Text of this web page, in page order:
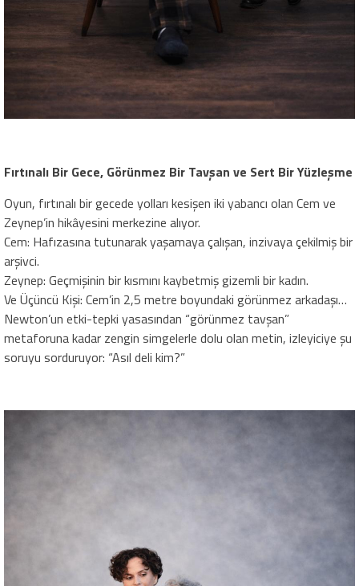
Fırtınalı Bir Gece, Görünmez Bir Tavşan ve Sert Bir Yüzleşme
​Oyun, fırtınalı bir gecede yolları kesişen iki yabancı olan Cem ve
Zeynep’in hikâyesini merkezine alıyor.
​Cem: Hafızasına tutunarak yaşamaya çalışan, inzivaya çekilmiş bir
arşivci.
​Zeynep: Geçmişinin bir kısmını kaybetmiş gizemli bir kadın.
​Ve Üçüncü Kişi: Cem’in 2,5 metre boyundaki görünmez arkadaşı…
​Newton’un etki-tepki yasasından “görünmez tavşan”
metaforuna kadar zengin simgelerle dolu olan metin, izleyiciye şu
soruyu sorduruyor: “Asıl deli kim?”